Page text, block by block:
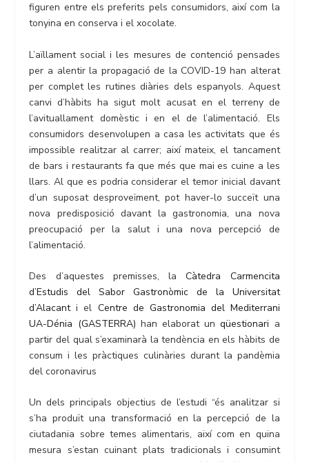
figuren entre els preferits pels consumidors, així com la
tonyina en conserva i el xocolate.
L’aïllament social i les mesures de contenció pensades
per a alentir la propagació de la COVID-19 han alterat
per complet les rutines diàries dels espanyols. Aquest
canvi d’hàbits ha sigut molt acusat en el terreny de
l’avituallament domèstic i en el de l’alimentació. Els
consumidors desenvolupen a casa les activitats que és
impossible realitzar al carrer; així mateix, el tancament
de bars i restaurants fa que més que mai es cuine a les
llars. Al que es podria considerar el temor inicial davant
d’un suposat desproveïment, pot haver-lo succeït una
nova predisposició davant la gastronomia, una nova
preocupació per la salut i una nova percepció de
l’alimentació.
Des d’aquestes premisses, laCàtedra Carmencita
d’Estudis del Sabor Gastronòmic de la Universitat
d’Alacanti el Centre de Gastronomia del Mediterrani
UA-Dénia (GASTERRA) han elaborat unqüestionari a
partir del qual s’examinarà la tendència en els hàbits de
consum i les pràctiques culinàries durant la pandèmia
del coronavirus
Un dels principals objectius de l’estudi “és analitzar si
s’ha produït una transformació en la percepció de la
ciutadania sobre temes alimentaris, així com en quina
mesura s’estan cuinant plats tradicionals i consumint